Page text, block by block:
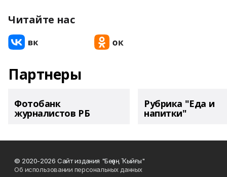
Читайте нас
Партнеры
Фотобанк
журналистов РБ
Рубрика "Еда и
напитки"
© 2020-2026 Сайт издания "Беҙҙең Ҡыйғы"
Об использовании персональных данных